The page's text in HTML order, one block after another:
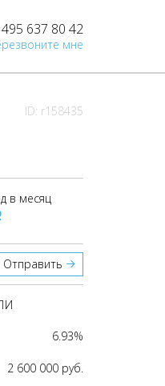
637 80 42
мне
ID: r158435
в месяц
Отправить
6.93%
2 600 000 руб.